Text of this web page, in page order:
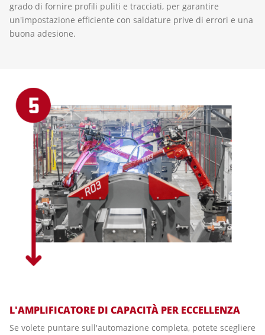
grado di fornire profili puliti e tracciati, per garantire
un'impostazione efficiente con saldature prive di errori e una
buona adesione.
L'AMPLIFICATORE DI CAPACITÀ PER ECCELLENZA
Se volete puntare sull'automazione completa, potete scegliere